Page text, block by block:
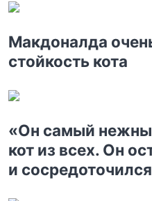
Макдоналда
стойкость кота
«Он самый
кот из всех. Он
и